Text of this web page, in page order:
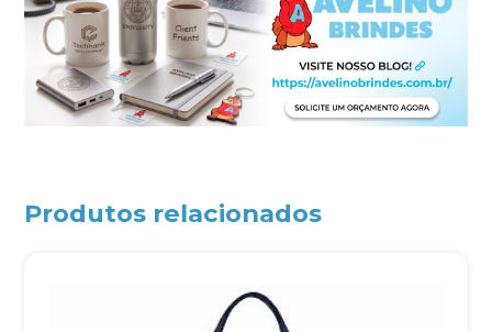
Produtos relacionados